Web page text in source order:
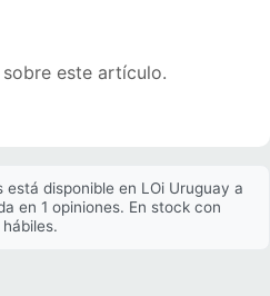
este artículo.
está disponible en LOi Uruguay a
en 1 opiniones. En stock con